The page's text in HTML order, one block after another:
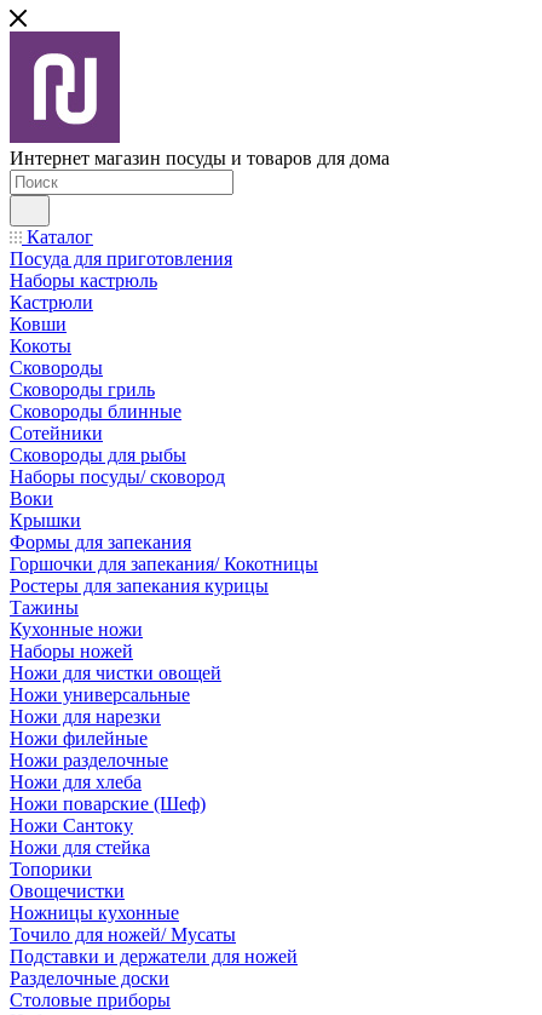
Интернет магазин посуды и товаров для дома
Каталог
Посуда для приготовления
Наборы кастрюль
Кастрюли
Ковши
Кокоты
Сковороды
Сковороды гриль
Сковороды блинные
Сотейники
Сковороды для рыбы
Наборы посуды/ сковород
Воки
Крышки
Формы для запекания
Горшочки для запекания/ Кокотницы
Ростеры для запекания курицы
Тажины
Кухонные ножи
Наборы ножей
Ножи для чистки овощей
Ножи универсальные
Ножи для нарезки
Ножи филейные
Ножи разделочные
Ножи для хлеба
Ножи поварские (Шеф)
Ножи Сантоку
Ножи для стейка
Топорики
Овощечистки
Ножницы кухонные
Точило для ножей/ Мусаты
Подставки и держатели для ножей
Разделочные доски
Столовые приборы